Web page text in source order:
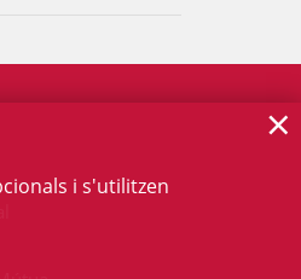
i s'utilitzen
×